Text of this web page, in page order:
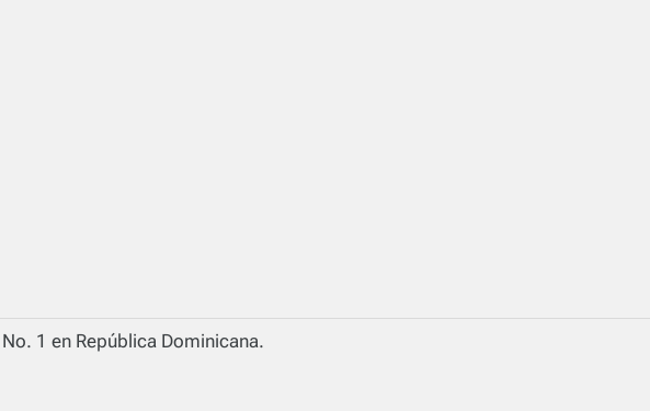
1 en República Dominicana.